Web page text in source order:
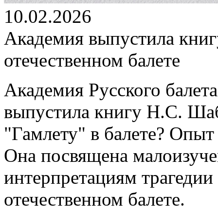
10.02.2026
Академия выпустила
отечественном балете
Академия Русского
выпустила книгу Н.С.
"Гамлету" в балете?
Она посвящена
интерпретациям
отечественном балете.